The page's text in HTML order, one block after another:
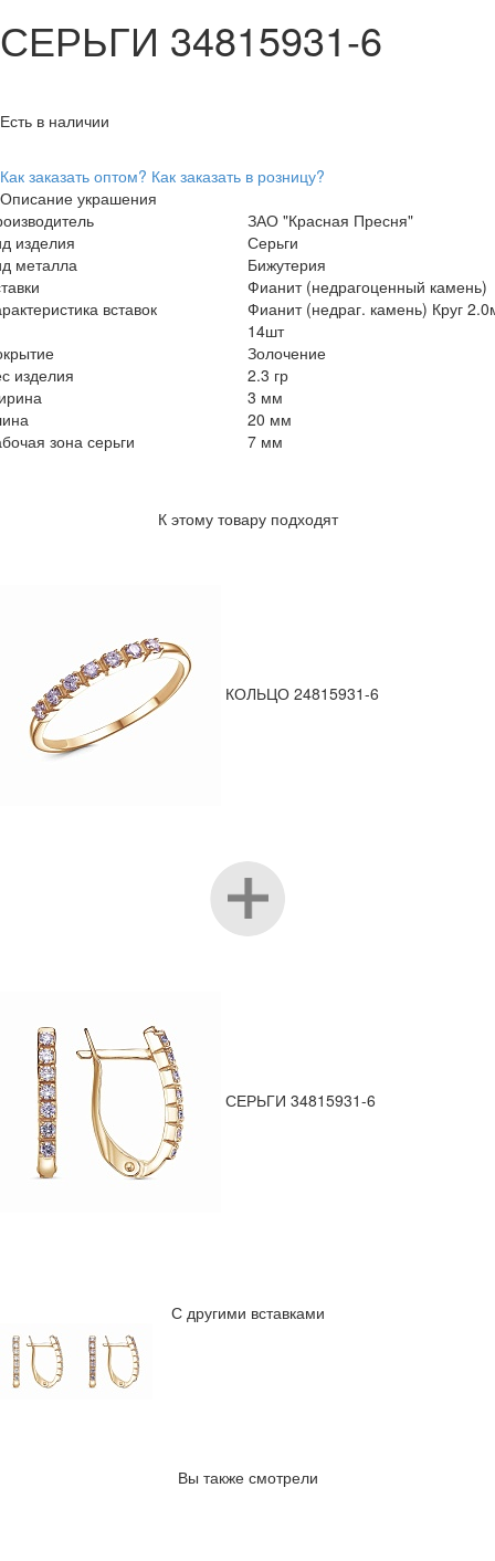
СЕРЬГИ 34815931-6
Есть в наличии
Как заказать оптом? Как заказать в розницу?
Описание украшения
ЗАО "Красная Пресня"
изделия
Серьги
металла
Бижутерия
Фианит (недрагоценный камень)
вставок
Фианит (недраг. камень) Круг
14шт
Золочение
изделия
2.3 гр
3 мм
20 мм
зона серьги
7 мм
К этому товару подходят
КОЛЬЦО 24815931-6
СЕРЬГИ 34815931-6
С другими вставками
Вы также смотрели